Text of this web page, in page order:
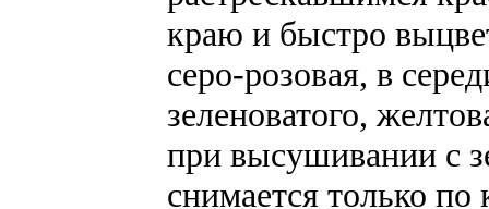
краю и быстро
серо-розовая, в
зеленоватого,
при высушивании с
снимается только